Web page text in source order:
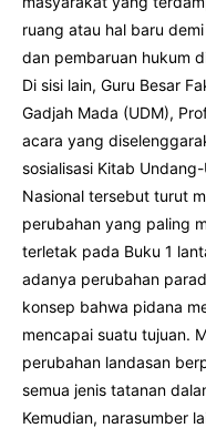
ruang atau hal baru
dan pembaruan hukum
Di sisi lain, Guru Besar
Gadjah Mada (UDM),
acara yang
sosialisasi Kitab
Nasional tersebut turut
perubahan yang paling
terletak pada Buku 1
adanya perubahan
konsep bahwa pidana
mencapai suatu tujuan.
perubahan landasan
semua jenis tatanan
Kemudian, narasumber